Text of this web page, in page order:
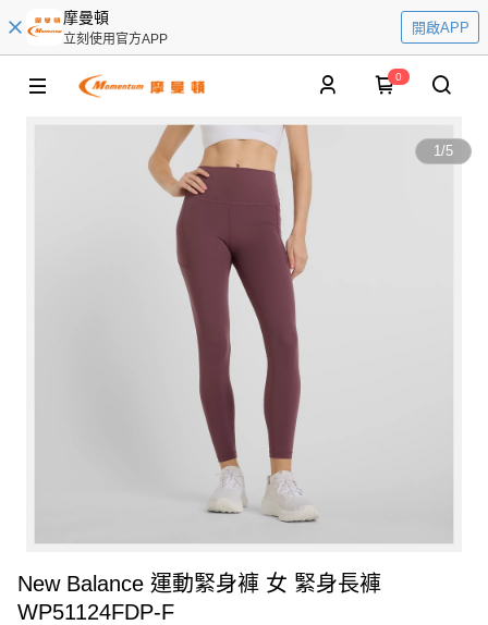
摩曼頓
立刻使用官方APP
開啟APP
0
1/5
New Balance 運動緊身褲 女 緊身長褲
WP51124FDP-F